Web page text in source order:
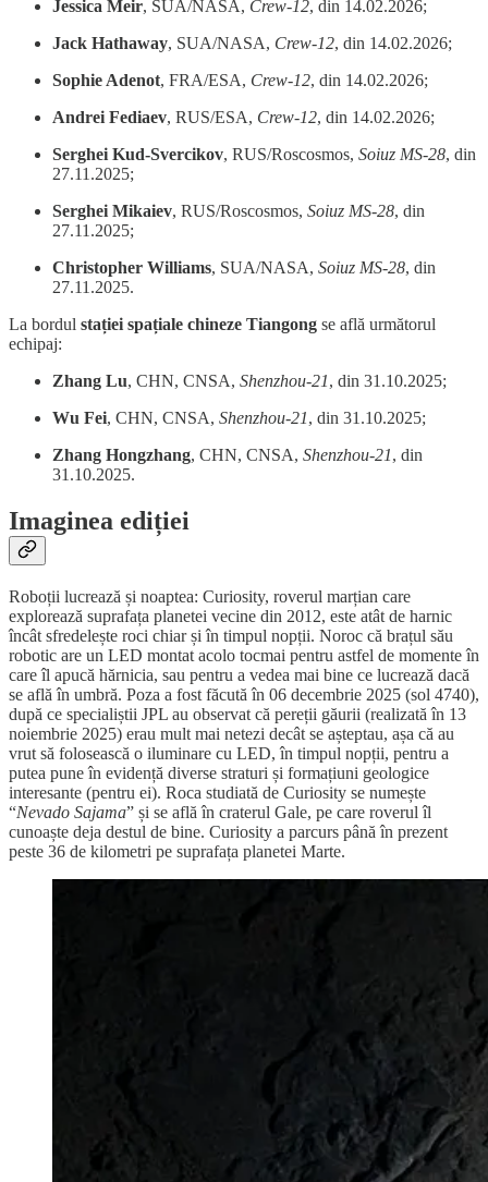
Jessica Meir, SUA/NASA, Crew-12, din 14.02.2026;
Jack Hathaway, SUA/NASA, Crew-12, din 14.02.2026;
Sophie Adenot, FRA/ESA, Crew-12, din 14.02.2026;
Andrei Fediaev, RUS/ESA, Crew-12, din 14.02.2026;
Serghei Kud-Svercikov, RUS/Roscosmos, Soiuz MS-28, din
27.11.2025;
Serghei Mikaiev, RUS/Roscosmos, Soiuz MS-28, din
27.11.2025;
Christopher Williams, SUA/NASA, Soiuz MS-28, din
27.11.2025.
La bordul stației spațiale chineze Tiangong se află următorul
echipaj:
Zhang Lu, CHN, CNSA, Shenzhou-21, din 31.10.2025;
Wu Fei, CHN, CNSA, Shenzhou-21, din 31.10.2025;
Zhang Hongzhang, CHN, CNSA, Shenzhou-21, din
31.10.2025.
Imaginea ediției
Roboții lucrează și noaptea: Curiosity, roverul marțian care
explorează suprafața planetei vecine din 2012, este atât de harnic
încât sfredelește roci chiar și în timpul nopții. Noroc că brațul său
robotic are un LED montat acolo tocmai pentru astfel de momente în
care îl apucă hărnicia, sau pentru a vedea mai bine ce lucrează dacă
se află în umbră. Poza a fost făcută în 06 decembrie 2025 (sol 4740),
după ce specialiștii JPL au observat că pereții găurii (realizată în 13
noiembrie 2025) erau mult mai netezi decât se așteptau, așa că au
vrut să folosească o iluminare cu LED, în timpul nopții, pentru a
putea pune în evidență diverse straturi și formațiuni geologice
interesante (pentru ei). Roca studiată de Curiosity se numește
“Nevado Sajama” și se află în craterul Gale, pe care roverul îl
cunoaște deja destul de bine. Curiosity a parcurs până în prezent
peste 36 de kilometri pe suprafața planetei Marte.